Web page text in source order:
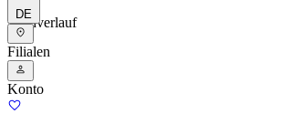
Suchverlauf
DE
Filialen
Konto